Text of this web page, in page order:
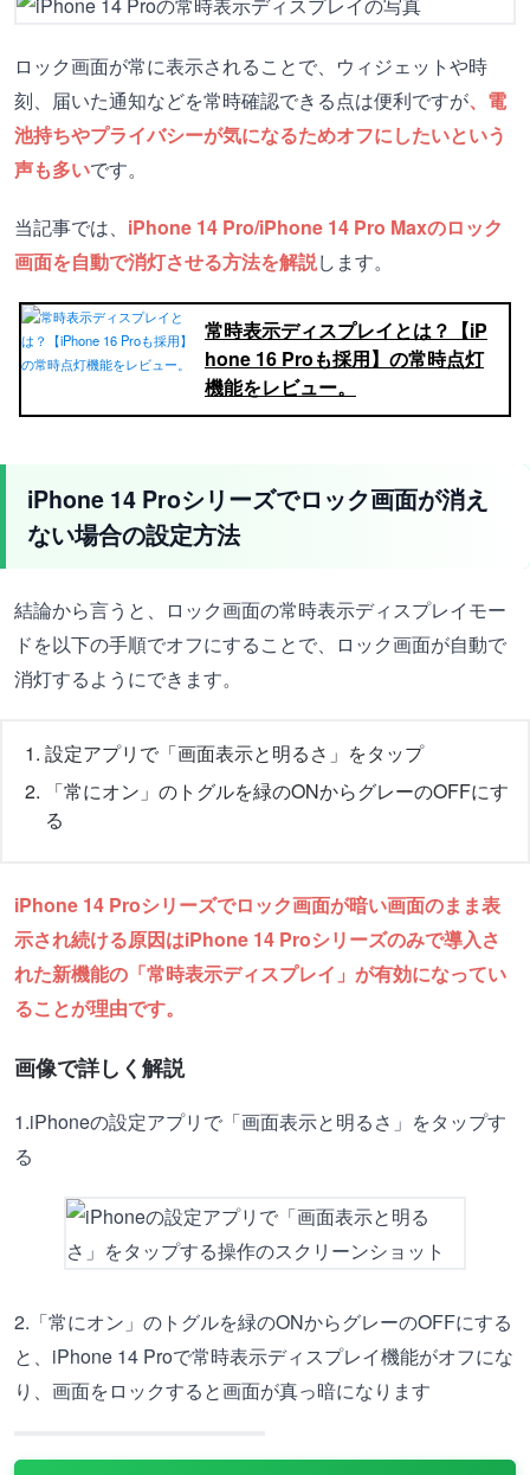
ロック画面が常に表示されることで、ウィジェットや時
刻、届いた通知などを常時確認できる点は便利ですが、電
池持ちやプライバシーが気になるためオフにしたいという
声も多いです。
当記事では、 iPhone 14 Pro/iPhone 14 Pro Maxのロック
画面を自動で消灯させる方法を解説します。
常時表示ディスプレイとは？【iP
hone 16 Proも採用】の常時点灯
機能をレビュー。
iPhone 14 Proシリーズでロック画面が消え
ない場合の設定方法
結論から言うと、ロック画面の常時表示ディスプレイモー
ドを以下の手順でオフにすることで、ロック画面が自動で
消灯するようにできます。
設定アプリで「画面表示と明るさ」をタップ
「常にオン」のトグルを緑のONからグレーのOFFにす
る
iPhone 14 Proシリーズでロック画面が暗い画面のまま表
示され続ける原因はiPhone 14 Proシリーズのみで導入さ
れた新機能の「常時表示ディスプレイ」が有効になってい
ることが理由です。
画像で詳しく解説
1.iPhoneの設定アプリで「画面表示と明るさ」をタップす
る
2.「常にオン」のトグルを緑のONからグレーのOFFにする
と、iPhone 14 Proで常時表示ディスプレイ機能がオフにな
り、画面をロックすると画面が真っ暗になります